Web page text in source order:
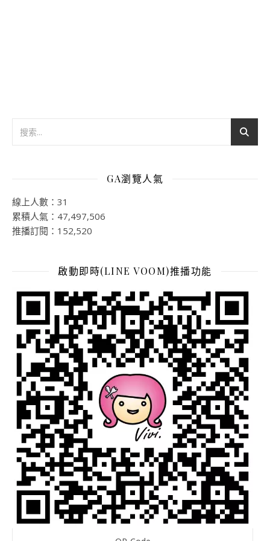
GA瀏覽人氣
線上人數：31
累積人氣：47,497,506
推播訂閱：152,520
啟動即時(LINE VOOM)推播功能